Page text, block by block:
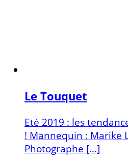
Le Touquet
Eté 2019 : les
! Mannequin : Marike
Photographe […]